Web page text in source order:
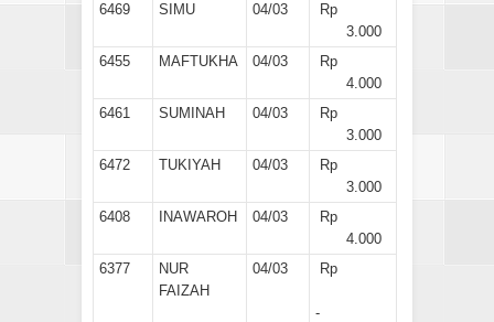
6469
SIMU 04/03
Rp
3.000
6455
MAFTUKHA 04/03
Rp
4.000
6461
SUMINAH 04/03
Rp
3.000
6472
TUKIYAH 04/03
Rp
3.000
6408
INAWAROH 04/03
Rp
4.000
6377
NUR
FAIZAH
04/03 Rp
-